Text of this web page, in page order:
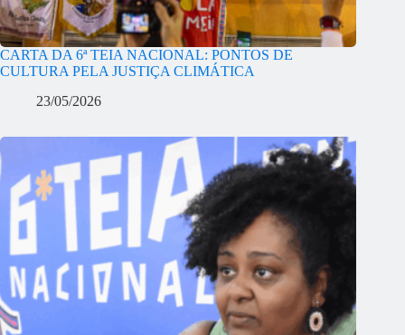
CARTA DA 6ª TEIA NACIONAL: PONTOS DE
CULTURA PELA JUSTIÇA CLIMÁTICA
23/05/2026